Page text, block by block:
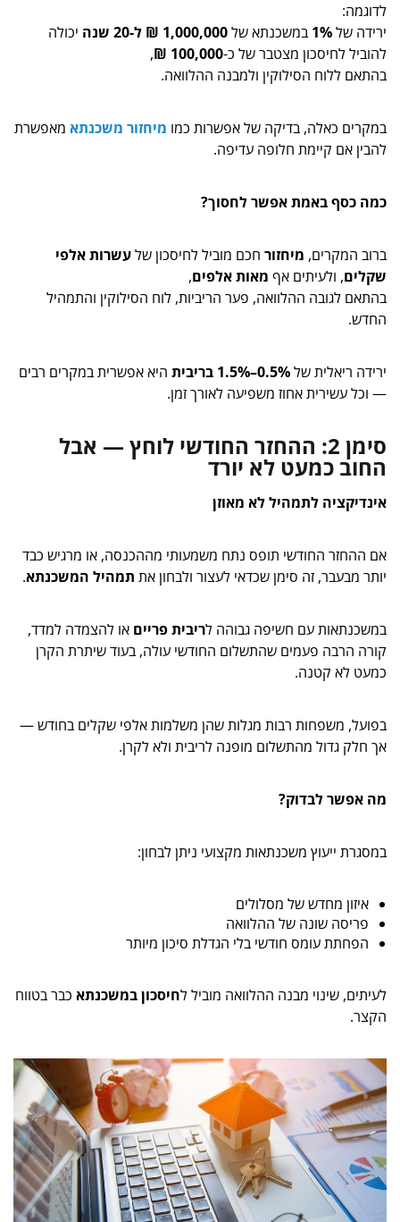
לדוגמה:
ירידה של1% במשכנתא של1,000,000 ₪ ל-20 שנה
יכולה
להוביל לחיסכון מצטבר של כ-100,000 ₪
,
בהתאם ללוח הסילוקין ולמבנה ההלוואה.
במקרים כאלה, בדיקה של אפשרות כמו מיחזור משכנתא מאפשרת
להבין אם קיימת חלופה עדיפה.
כמה כסף באמת אפשר לחסוך?
ברוב המקרים, מיחזור חכם מוביל לחיסכון שלעשרות אלפי
שקלים, ולעיתים אף מאות אלפים,
בהתאם לגובה ההלוואה, פער הריביות, לוח הסילוקין והתמהיל
החדש.
ירידה ריאלית של0.5%–1.5% בריבית
היא אפשרית במקרים רבים
— וכל עשירית אחוז משפיעה לאורך זמן.
סימן 2: ההחזר החודשי לוחץ — אבל
החוב כמעט לא יורד
אינדיקציה לתמהיל לא מאוזן
אם ההחזר החודשי תופס נתח משמעותי מההכנסה, או מרגיש כבד
יותר מבעבר, זה סימן שכדאי לעצור ולבחון את תמהיל המשכנתא.
במשכנתאות עם חשיפה גבוהה לריבית פריים או להצמדה למדד,
קורה הרבה פעמים שהתשלום החודשי עולה, בעוד שיתרת הקרן
כמעט לא קטנה.
בפועל, משפחות רבות מגלות שהן משלמות אלפי שקלים בחודש —
אך חלק גדול מהתשלום מופנה לריבית ולא לקרן.
מה אפשר לבדוק?
במסגרת ייעוץ משכנתאות מקצועי ניתן לבחון:
איזון מחדש של מסלולים
פריסה שונה של ההלוואה
הפחתת עומס חודשי בלי הגדלת סיכון מיותר
לעיתים, שינוי מבנה ההלוואה מוביל לחיסכון במשכנתא כבר בטווח
הקצר.